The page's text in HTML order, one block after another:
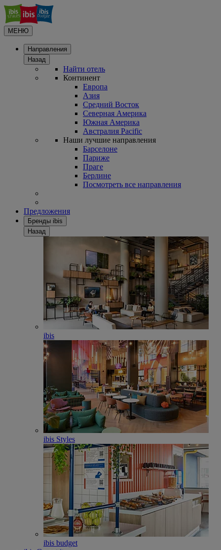
МЕНЮ
Направления
Назад
Найти отель
Континент
Европа
Азия
Средний Восток
Северная Америка
Южная Америка
Австралия Pacific
Наши лучшие направления
Барселоне
Париже
Праге
Берлине
Посмотреть все направления
Предложения
Бренды ibis
Назад
ibis
ibis Styles
ibis budget